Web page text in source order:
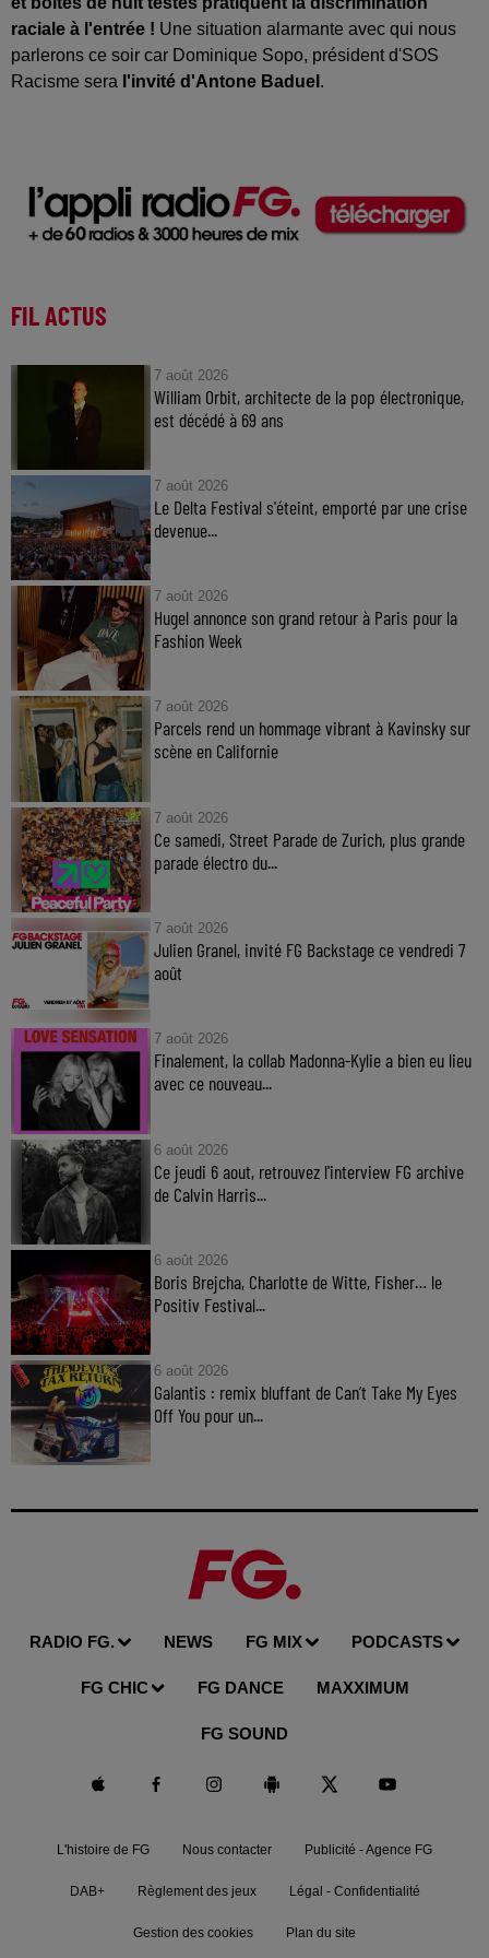
raciale à l'entrée ! Une situation alarmante avec qui nous
parlerons ce soir car Dominique Sopo, président d'SOS
Racisme sera l'invité d'Antone Baduel .
FIL ACTUS
7 août 2026
William Orbit, architecte de la pop électronique,
est décédé à 69 ans
7 août 2026
Le Delta Festival s'éteint, emporté par une crise
devenue...
7 août 2026
Hugel annonce son grand retour à Paris pour la
Fashion Week
7 août 2026
Parcels rend un hommage vibrant à Kavinsky sur
scène en Californie
7 août 2026
Ce samedi, Street Parade de Zurich, plus grande
parade électro du...
7 août 2026
Julien Granel, invité FG Backstage ce vendredi 7
août
7 août 2026
Finalement, la collab Madonna-Kylie a bien eu lieu
avec ce nouveau...
6 août 2026
Ce jeudi 6 aout, retrouvez l'interview FG archive
de Calvin Harris...
6 août 2026
Boris Brejcha, Charlotte de Witte, Fisher… le
Positiv Festival...
6 août 2026
Galantis : remix bluffant de Can’t Take My Eyes
Off You pour un...
RADIO FG. NEWS FG MIX PODCASTS
FG CHIC FG DANCE MAXXIMUM
FG SOUND
L'histoire de FG Nous contacter Publicité - Agence FG
DAB+ Règlement des jeux Légal - Confidentialité
Gestion des cookies Plan du site